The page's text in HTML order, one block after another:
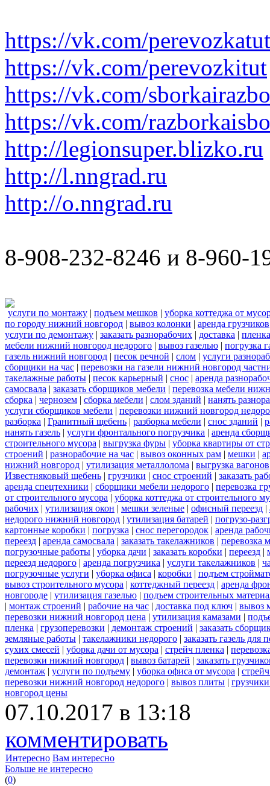
https://vk.com/perevozkatut
https://vk.com/perevozkitut
https://vk.com/
https://vk.com/
http://legionsuper.blizko.ru
http://l.nngrad.ru
http://o.nngrad.ru
8-908-232-8246 и 8-960-
услуги по монтажу | подъем мешков | уборка коттеджа от
по городу нижний новгород | вывоз колонки | аренда грузчиков
услуги по демонтажу | заказать разнорабочих | доставка | пленка
мебели нижний новгород недорого | вывоз газелью | погрузка
газель нижний новгород | песок речной | слом | услуги
сборщики на час | перевозки на газели нижний новгород
такелажные работы | песок карьерный | снос | аренда
самосвала | заказать сборщиков мебели | перевозка мебели
сборка | чернозем | сборка мебели | слом зданий | нанять
услуги сборщиков мебели | перевозки нижний новгород
разборка | Гранитный щебень | разборка мебели | снос зданий |
нанять газель | услуги фронтального погрузчика | аренда
строительного мусора | выгрузка фуры | уборка квартиры от
строений | разнорабочие на час | вывоз оконных рам | мешки |
нижний новгород | утилизация металлолома | выгрузка вагонов
Известняковый щебень | грузчики | снос строений | заказать
аренда спецтехники | сборщики мебели недорого | перевозка
от строительного мусора | уборка коттеджа от строительного
рабочих | утилизация окон | мешки зеленые | офисный переезд |
недорого нижний новгород | утилизация батарей | погрузо-
картонные коробки | погрузка | снос перегородок | аренда
переезд | аренда самосвала | заказать такелажников | перевозка
погрузочные работы | уборка дачи | заказать коробки | переезд |
переезд недорого | аренда погрузчика | услуги такелажников |
погрузочные услуги | уборка офиса | коробки | подъем
вывоз строительного мусора | коттеджный переезд | аренда
новгороде | утилизация газелью | подъем строительных
| монтаж строений | рабочие на час | доставка под ключ | вывоз
перевозки нижний новгород цена | утилизация камазами |
пленка | грузоперевозки | демонтаж строений | заказать
земляные работы | такелажники недорого | заказать газель
сухих смесей | уборка дачи от мусора | стрейч пленка |
перевозки нижний новгород | вывоз батарей | заказать
демонтаж | услуги по подъему | уборка офиса от мусора |
перевозки нижний новгород недорого | вывоз плиты |
новгород цены
07.10.2017 в 13:18
комментировать
Интересно Вам интересно
Больше не интересно
(0)